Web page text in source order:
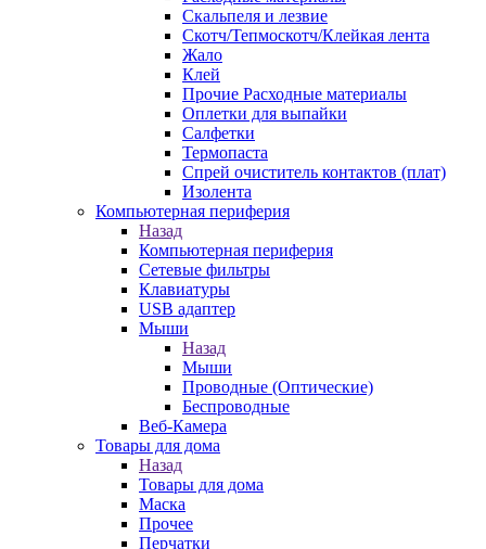
Скальпеля и лезвие
Скотч/Тепмоскотч/Клейкая лента
Жало
Клей
Прочие Расходные материалы
Оплетки для выпайки
Салфетки
Термопаста
Спрей очиститель контактов (плат)
Изолента
Компьютерная периферия
Назад
Компьютерная периферия
Сетевые фильтры
Клавиатуры
USB адаптер
Мыши
Назад
Мыши
Проводные (Оптические)
Беспроводные
Веб-Камера
Товары для дома
Назад
Товары для дома
Маска
Прочее
Перчатки